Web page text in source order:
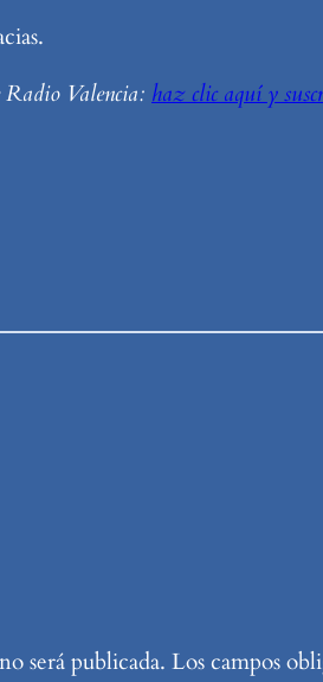
Valencia: haz clic aquí y
será publicada. Los campos